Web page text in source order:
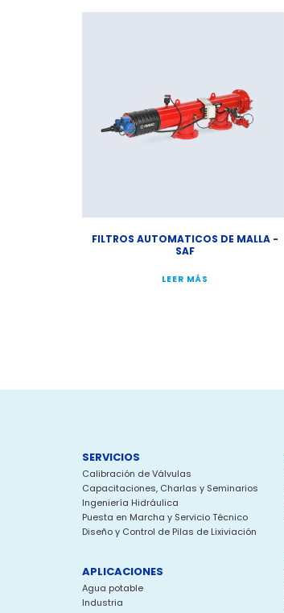
FILTROS AUTOMATICOS DE MALLA -
SAF
LEER MÁS
SERVICIOS
Calibración de Válvulas
Capacitaciones, Charlas y Seminarios
Ingeniería Hidráulica
Puesta en Marcha y Servicio Técnico
Diseño y Control de Pilas de Lixiviación
APLICACIONES
Agua potable
Industria